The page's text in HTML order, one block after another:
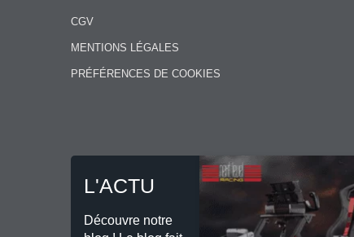
CGV
MENTIONS LÉGALES
PRÉFÉRENCES DE COOKIES
L'ACTU
Découvre notre